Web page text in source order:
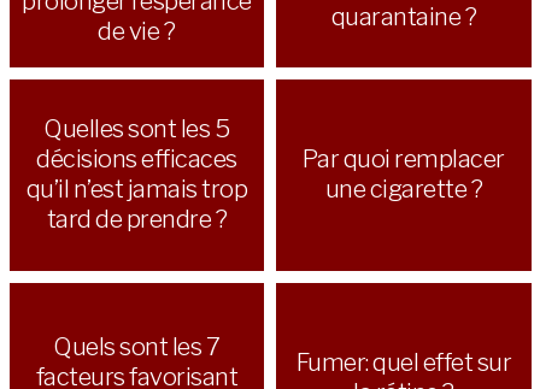
de vie ?
quarantaine ?
Quelles sont les 5
décisions efficaces
qu’il n’est jamais trop
tard de prendre ?
Par quoi remplacer
une cigarette ?
Quels sont les 7
facteurs favorisant
Fumer: quel effet sur